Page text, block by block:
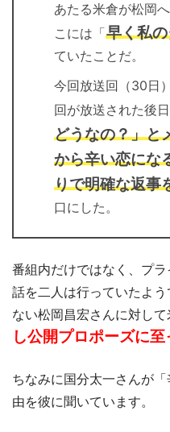
あたる米倉が松岡
こには「早く私
ていたことだ。
今回放送回（30日
回が放送された後日
どうなの？」と
から辛い恋にな
りで明確な返事
口にした。
番組内だけではなく、プ
話を二人は行っていたよ
ない松岡昌宏さんに対し
し公開プロポーズに至
ちなみに国分太一さんが
由を彼に聞いています。